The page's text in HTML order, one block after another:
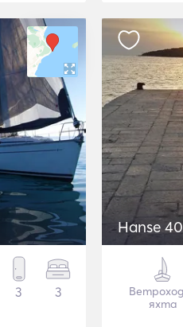
3 3
Hanse
яхта